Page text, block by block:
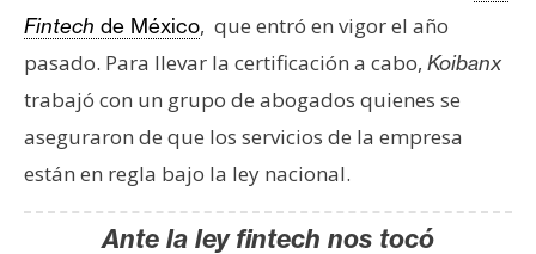
Fintech de México, que entró en vigor el año
pasado. Para llevar la certificación a cabo, Koibanx
trabajó con un grupo de abogados quienes se
aseguraron de que los servicios de la empresa
están en regla bajo la ley nacional.
Ante la ley fintech nos tocó